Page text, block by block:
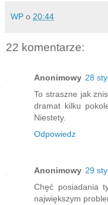
WP o 20:44
22 komentarze:
Anonimowy 28
To straszne jak
dramat kilku
Niestety.
Odpowiedz
Anonimowy 29
Chęć posiadania
największym